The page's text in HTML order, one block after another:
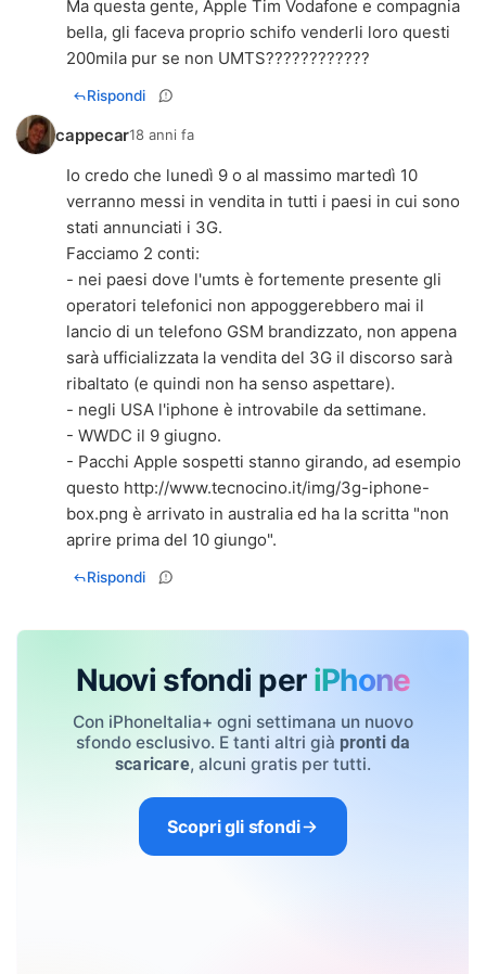
Ma questa gente, Apple Tim Vodafone e compagnia
bella, gli faceva proprio schifo venderli loro questi
200mila pur se non UMTS????????????
Rispondi
cappecar18 anni fa
Io credo che lunedì 9 o al massimo martedì 10
verranno messi in vendita in tutti i paesi in cui sono
stati annunciati i 3G.
Facciamo 2 conti:
- nei paesi dove l'umts è fortemente presente gli
operatori telefonici non appoggerebbero mai il
lancio di un telefono GSM brandizzato, non appena
sarà ufficializzata la vendita del 3G il discorso sarà
ribaltato (e quindi non ha senso aspettare).
- negli USA l'iphone è introvabile da settimane.
- WWDC il 9 giugno.
- Pacchi Apple sospetti stanno girando, ad esempio
questo http://www.tecnocino.it/img/3g-iphone-
box.png è arrivato in australia ed ha la scritta "non
aprire prima del 10 giungo".
Rispondi
Nuovi sfondi per iPhone
Con iPhoneItalia+ ogni settimana un nuovo
sfondo esclusivo. E tanti altri già pronti da
scaricare, alcuni gratis per tutti.
Scopri gli sfondi